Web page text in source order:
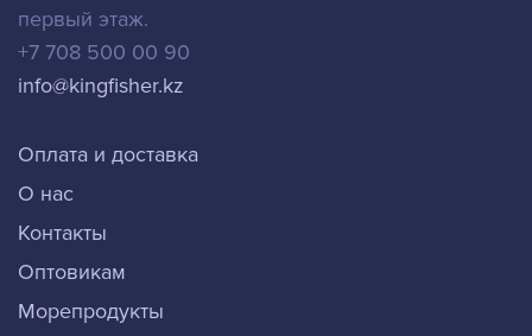
первый этаж.
+7 708 500 00 90
info@kingfisher.kz
Оплата и доставка
О нас
Контакты
Оптовикам
Морепродукты